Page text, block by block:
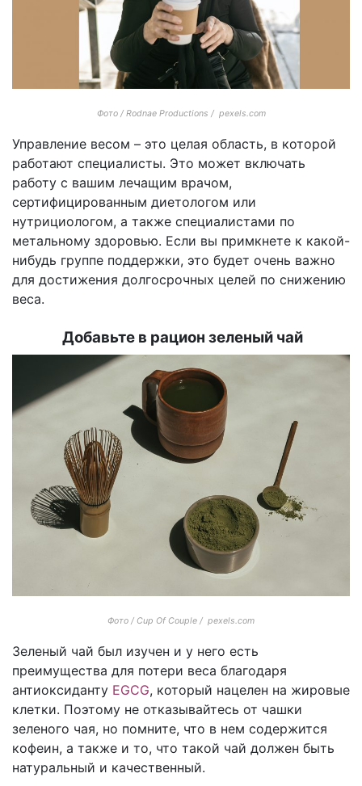
Фото / Rodnae Productions / pexels.com
Управление весом – это целая область, в которой
работают специалисты. Это может включать
работу с вашим лечащим врачом,
сертифицированным диетологом или
нутрициологом, а также специалистами по
метальному здоровью. Если вы примкнете к какой-
нибудь группе поддержки, это будет очень важно
для достижения долгосрочных целей по снижению
веса.
Добавьте в рацион зеленый чай
Фото / Cup Of Couple / pexels.com
Зеленый чай был изучен и у него есть
преимущества для потери веса благодаря
антиоксиданту EGCG, который нацелен на жировые
клетки. Поэтому не отказывайтесь от чашки
зеленого чая, но помните, что в нем содержится
кофеин, а также и то, что такой чай должен быть
натуральный и качественный.